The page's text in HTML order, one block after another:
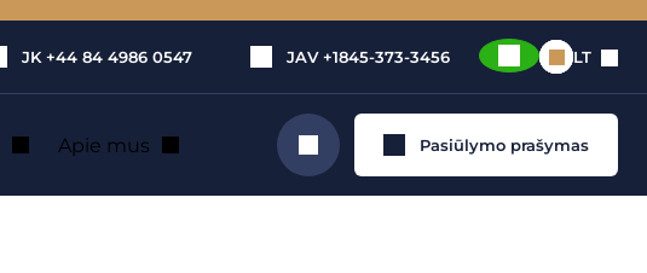
JK +44 84 4986 0547 JAV +1845-373-3456 LT
Apie mus Ieškoti Pasiūlymo prašymas